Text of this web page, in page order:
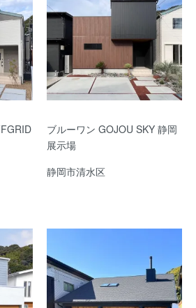
ブルーワン GOJOU SKY 静岡
展示場
静岡市清水区